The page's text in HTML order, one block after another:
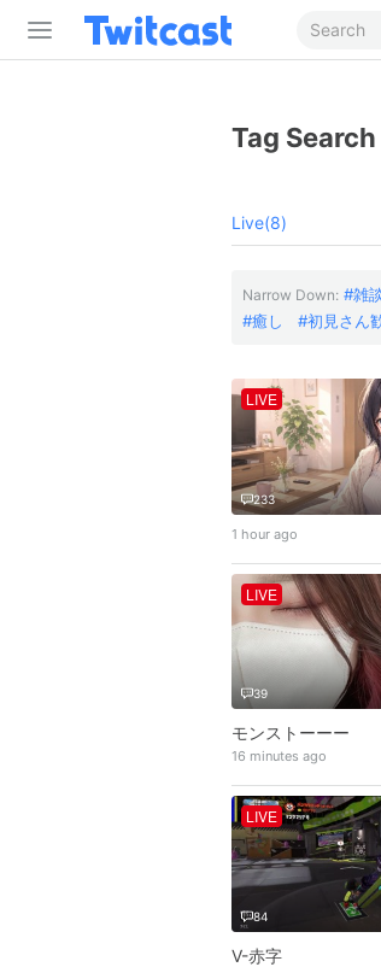
Tag Search
Live(8)
Narrow Down: 雑
癒し
初見さん
LIVE
233
1 hour ago
LIVE
39
モンストーーー
16 minutes ago
LIVE
84
V-赤字